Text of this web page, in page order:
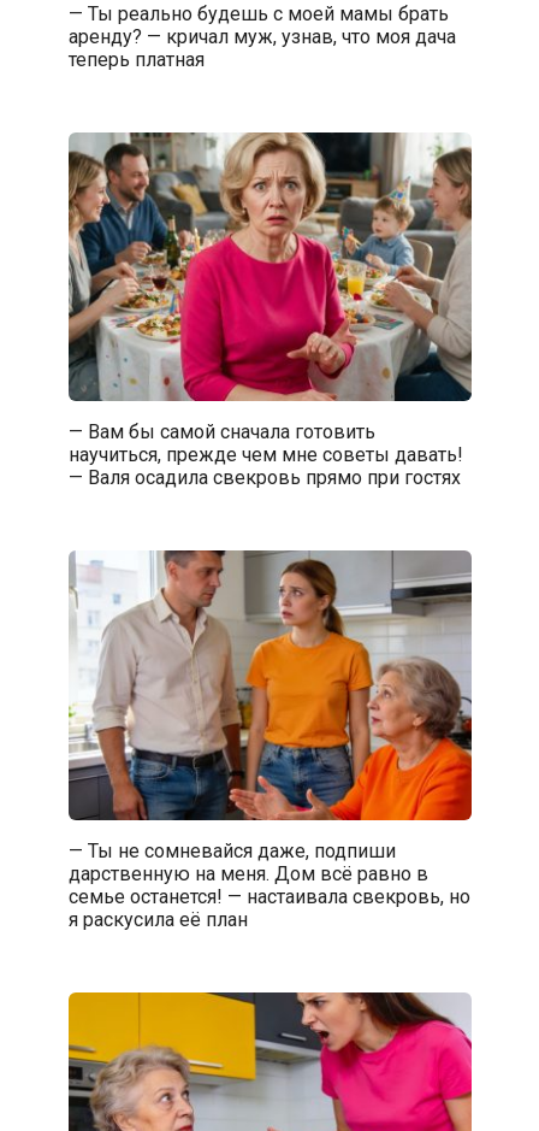
— Ты реально будешь с моей мамы брать
аренду? — кричал муж, узнав, что моя дача
теперь платная
— Вам бы самой сначала готовить
научиться, прежде чем мне советы давать!
— Валя осадила свекровь прямо при гостях
— Ты не сомневайся даже, подпиши
дарственную на меня. Дом всё равно в
семье останется! — настаивала свекровь, но
я раскусила её план